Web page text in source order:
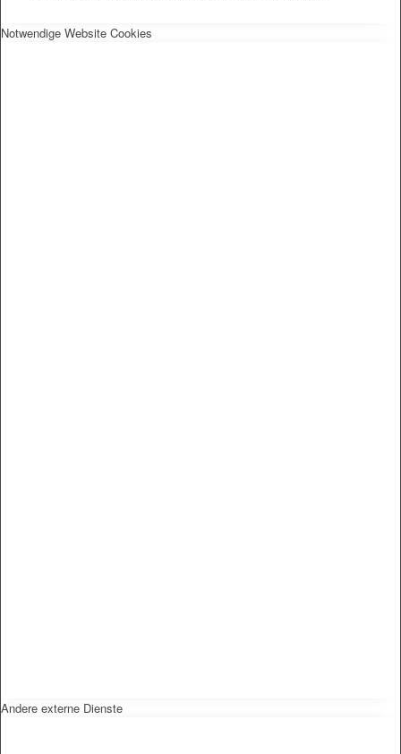
Notwendige Website Cookies
Andere externe Dienste